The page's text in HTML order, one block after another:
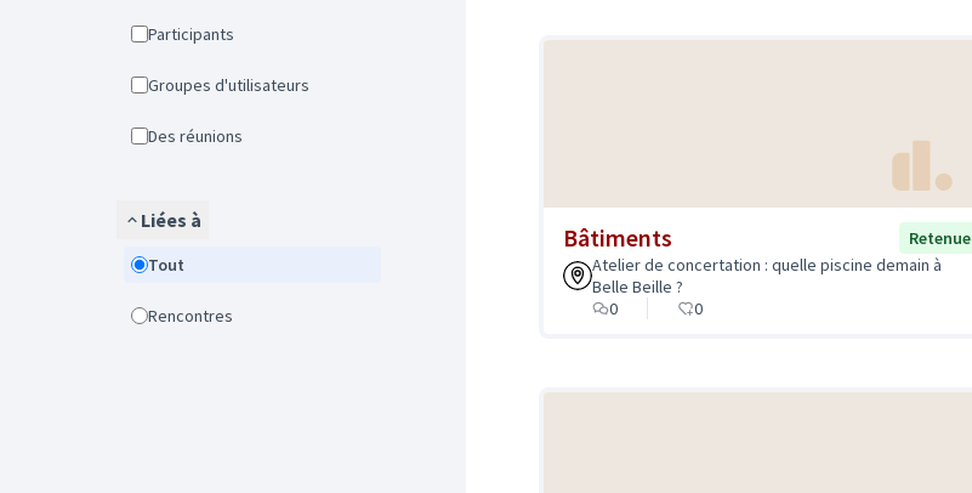
Participants
Groupes d'utilisateurs
Des réunions
Liées à
Tout
Rencontres
Bâtiments
Retenue
Atelier de concertation : quelle piscine demain à
Belle Beille ?
0
0